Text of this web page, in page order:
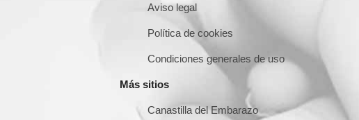
Aviso legal
Política de cookies
Condiciones generales de uso
Más sitios
Canastilla del Embarazo